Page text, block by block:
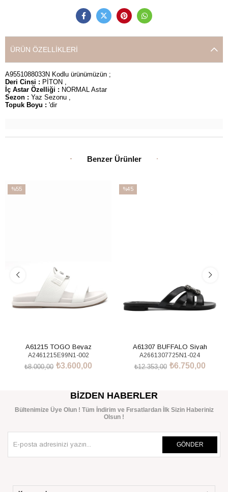
ÜRÜN ÖZELLIKLERI
A9551088033N Kodlu ürünümüzün ;
Deri Cinsi : PİTON ,
İç Astar Özelliği : NORMAL Astar
Sezon : Yaz Sezonu ,
Topuk Boyu : 'dir
Benzer Ürünler
%55
A61215 TOGO Beyaz
A2461215E99N1-002
₺3.600,00
₺8.000,00
%45
A61307 BUFFALO Siyah
A2661307725N1-024
₺6.750,00
₺12.353,00
BIZDEN HABERLER
Bültenimize Üye Olun ! Tüm İndirim ve Fırsatlardan İlk Sizin Haberiniz
Olsun !
GÖNDER